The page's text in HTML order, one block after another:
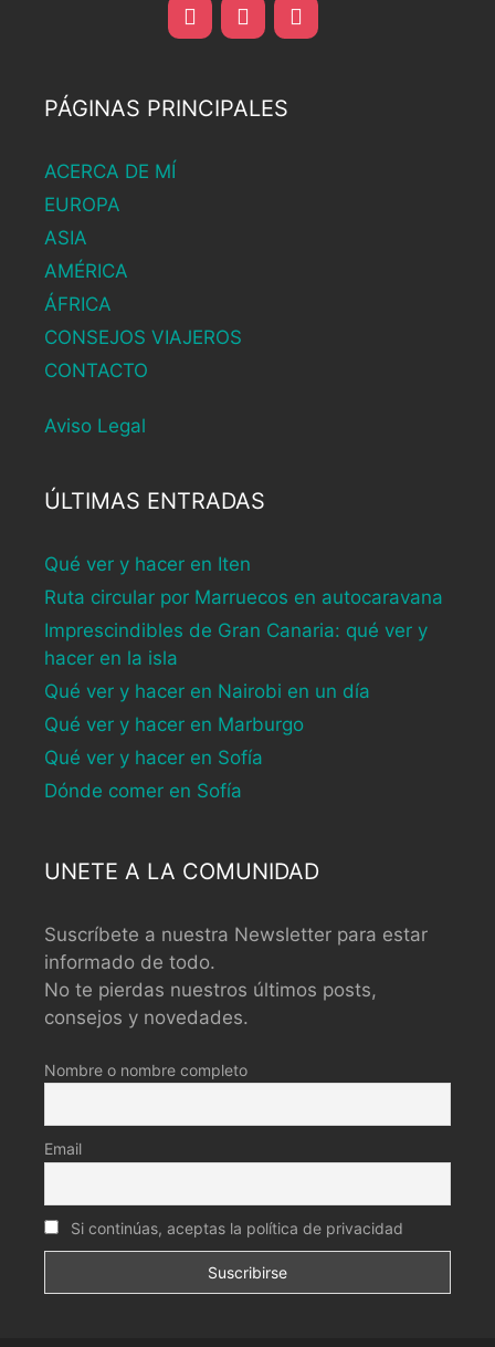
PÁGINAS PRINCIPALES
ACERCA DE MÍ
EUROPA
ASIA
AMÉRICA
ÁFRICA
CONSEJOS VIAJEROS
CONTACTO
Aviso Legal
ÚLTIMAS ENTRADAS
Qué ver y hacer en Iten
Ruta circular por Marruecos en autocaravana
Imprescindibles de Gran Canaria: qué ver y
hacer en la isla
Qué ver y hacer en Nairobi en un día
Qué ver y hacer en Marburgo
Qué ver y hacer en Sofía
Dónde comer en Sofía
UNETE A LA COMUNIDAD
Suscríbete a nuestra Newsletter para estar
informado de todo.
No te pierdas nuestros últimos posts,
consejos y novedades.
Nombre o nombre completo
Email
Si continúas, aceptas la política de privacidad